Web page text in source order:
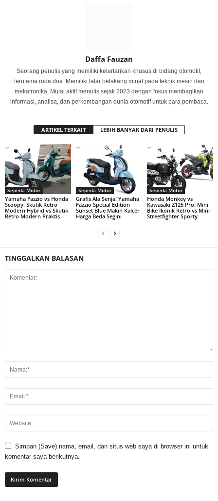
Daffa Fauzan
Seorang penulis yang memiliki ketertarikan khusus di bidang otomotif,
terutama roda dua. Memiliki latar belakang minat pada teknik mesin dan
mekatronika. Mulai aktif menulis sejak 2023 dengan fokus membagikan
informasi, analisa, dan perkembangan dunia otomotif untuk para pembaca.
ARTIKEL TERKAIT LEBIH BANYAK DARI PENULIS
Sepeda Motor
Yamaha Fazzio vs Honda
Scoopy: Skutik Retro
Modern Hybrid vs Skutik
Retro Modern Praktis
Sepeda Motor
Grafis Ala Senja! Yamaha
Fazzio Special Edition
Sunset Blue Makin Kalcer
Harga Beda Segini
Sepeda Motor
Honda Monkey vs
Kawasaki Z125 Pro: Mini
Bike Ikonik Retro vs Mini
Streetfighter Sporty
TINGGALKAN BALASAN
Simpan (Save) nama, email, dan situs web saya di browser ini untuk
komentar saya berikutnya.